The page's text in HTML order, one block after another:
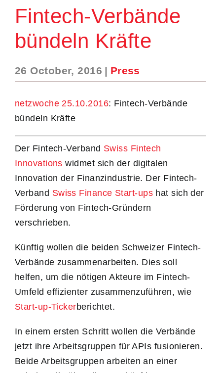
Fintech-Verbände
bündeln Kräfte
26 October, 2016 | Press
netzwoche 25.10.2016: Fintech-Verbände
bündeln Kräfte
Der Fintech-Verband Swiss Fintech
Innovations widmet sich der digitalen
Innovation der Finanzindustrie. Der Fintech-
Verband Swiss Finance Start-upshat sich der
Förderung von Fintech-Gründern
verschrieben.
Künftig wollen die beiden Schweizer Fintech-
Verbände zusammenarbeiten. Dies soll
helfen, um die nötigen Akteure im Fintech-
Umfeld effizienter zusammenzuführen, wie
Start-up-Tickerberichtet.
In einem ersten Schritt wollen die Verbände
jetzt ihre Arbeitsgruppen für APIs fusionieren.
Beide Arbeitsgruppen arbeiten an einer